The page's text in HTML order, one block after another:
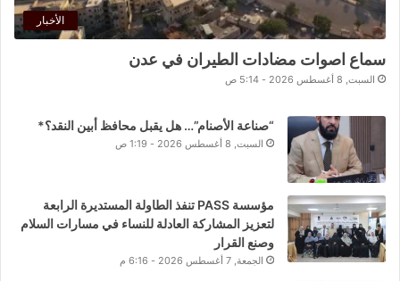
الأخبار
سماع اصوات مضادات الطيران في عدن
السبت, 8 أغسطس 2026 - 5:14 ص
“صناعة الأصنام”… هل يقبل محافظ أبين النقد؟*
السبت, 8 أغسطس 2026 - 1:19 ص
مؤسسة PASS تنفذ الطاولة المستديرة الرابعة
لتعزيز المشاركة العادلة للنساء في مسارات السلام
وصنع القرار
الجمعة, 7 أغسطس 2026 - 6:16 م